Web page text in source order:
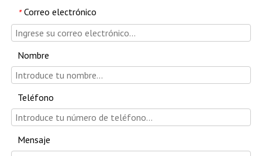
* Correo electrónico
Nombre
Teléfono
Mensaje